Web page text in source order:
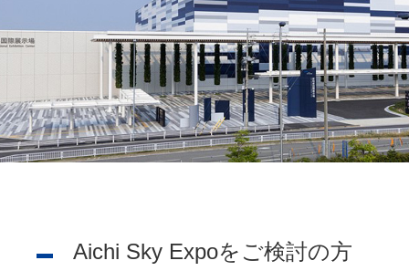
Aichi Sky Expoをご検討の方